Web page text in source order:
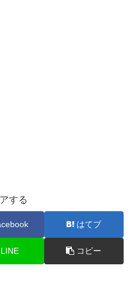
する
はてブ
LINE コピー